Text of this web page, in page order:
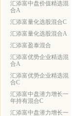
汇添富中盘价值精选混
合A
汇添富量化选股混合C
汇添富量化选股混合A
汇添富盈泰混合
汇添富优势企业精选混
合A
汇添富优势企业精选混
合C
汇添富中盘潜力增长一
年持有混合C
汇添富中盘潜力增长一